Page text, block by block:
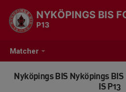
Matcher
NYKÖPINGS BIS
P13
Nyköpings BIS Nyköpings
IS P13